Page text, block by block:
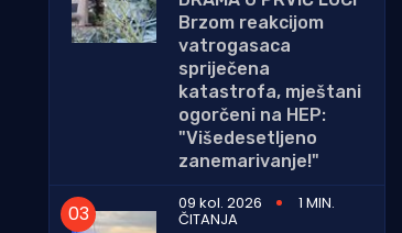
Brzom reakcijom
vatrogasaca
spriječena
katastrofa, mještani
ogorčeni na HEP:
"Višedesetljeno
zanemarivanje!"
09 kol. 2026
1 MIN.
ČITANJA